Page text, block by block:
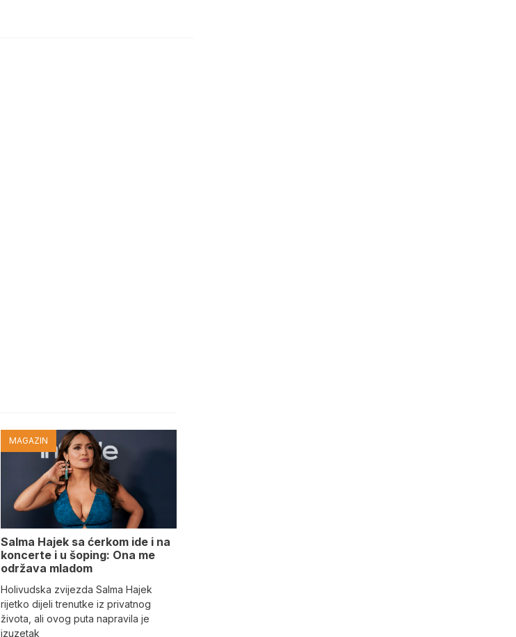
MAGAZIN
Salma Hajek sa ćerkom ide i na
koncerte i u šoping: Ona me
održava mladom
Holivudska zvijezda Salma Hajek
rijetko dijeli trenutke iz privatnog
života, ali ovog puta napravila je
izuzetak